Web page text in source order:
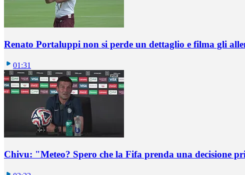
Renato Portaluppi non si perde un dettaglio e filma gli
01:31
Chivu: "Meteo? Spero che la Fifa prenda una decisione